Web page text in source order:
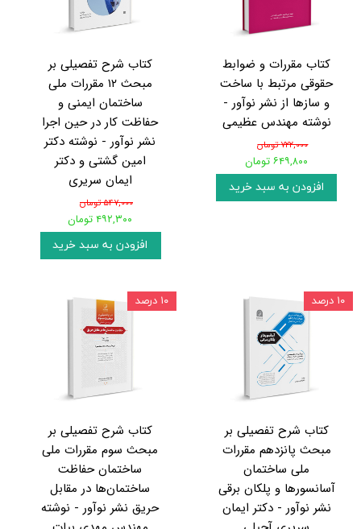
کتاب مقررات و ضوابط
حقوقی مرتبط با ساخت
و سازها از نشر نوآور -
نوشته مهندس عظیمی
۷۲۲,۰۰۰ تومان
۶۴۹,۸۰۰ تومان
افزودن به سبد خرید
کتاب شرح تفصیلی بر
مبحث ۱۲ مقررات ملی
ساختمان ایمنی و
حفاظت کار در حین اجرا
نشر نوآور - نوشته دکتر
امین گشتی و دکتر
ایمان سریری
۵۴۷,۰۰۰ تومان
۴۹۲,۳۰۰ تومان
افزودن به سبد خرید
کتاب شرح تفصیلی بر
مبحث پانزدهم مقررات
ملی ساختمان
آسانسورها و پلکان برقی
نشر نوآور - دکتر ایمان
۱۰ درصد
کتاب شرح تفصیلی بر
مبحث سوم مقررات ملی
ساختمان حفاظت
ساختمان‌ها در مقابل
حریق نشر نوآور - نوشته
۱۰ درصد